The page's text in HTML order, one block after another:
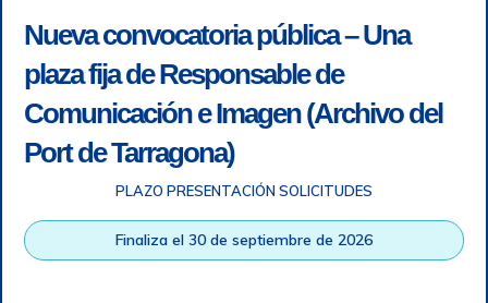
grabación telefónica
| SGSI |
Login
Autoridad Portuaria de Tarragona © Todos los derechos
Nueva convocatoria pública – Una
plaza fija de Responsable de
Comunicación e Imagen (Archivo del
Port de Tarragona)
PLAZO PRESENTACIÓN SOLICITUDES
Finaliza el 30 de septiembre de 2026